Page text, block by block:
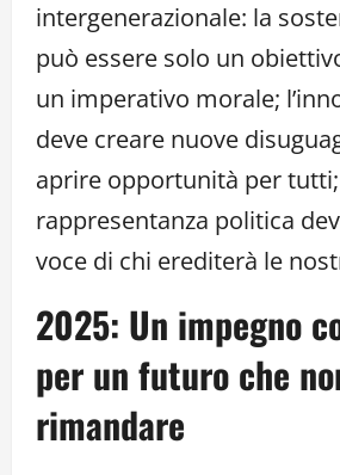
intergenerazionale: la
può essere solo un
un imperativo morale;
deve creare nuove
aprire opportunità per
rappresentanza politica
voce di chi erediterà le
2025: Un impegno
per un futuro che
rimandare